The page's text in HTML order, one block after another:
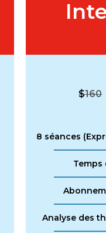
$160
8 séances
Temps
Analyse des